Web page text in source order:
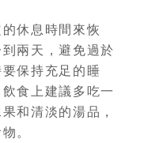
休息時間來恢
兩天，避免過於
保持充足的睡
食上建議多吃一
和清淡的湯品，
。